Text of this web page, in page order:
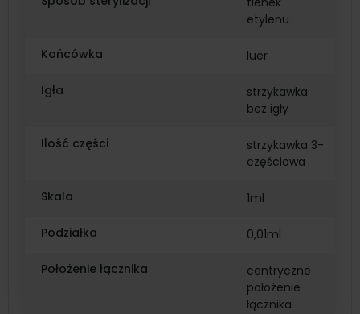
etylenu
Końcówka luer
Igła
strzykawka
bez igły
Ilość części
strzykawka 3-
częściowa
Skala 1ml
Podziałka 0,01ml
Położenie łącznika
centryczne
położenie
łącznika